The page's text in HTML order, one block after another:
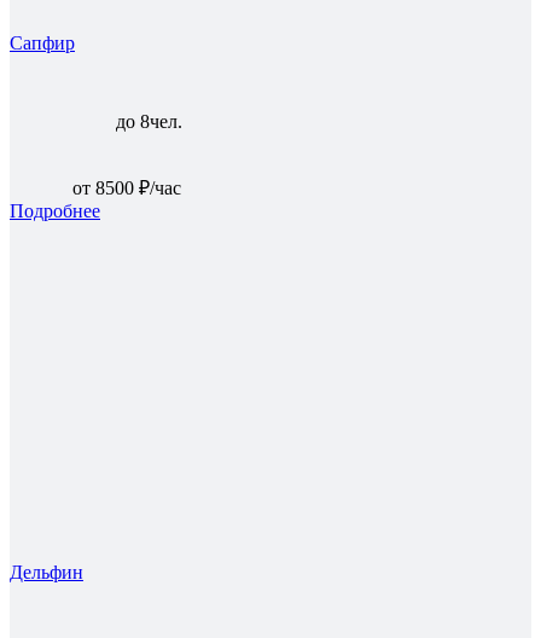
Сапфир
до 8чел.
от 8500 ₽/час
Подробнее
Дельфин